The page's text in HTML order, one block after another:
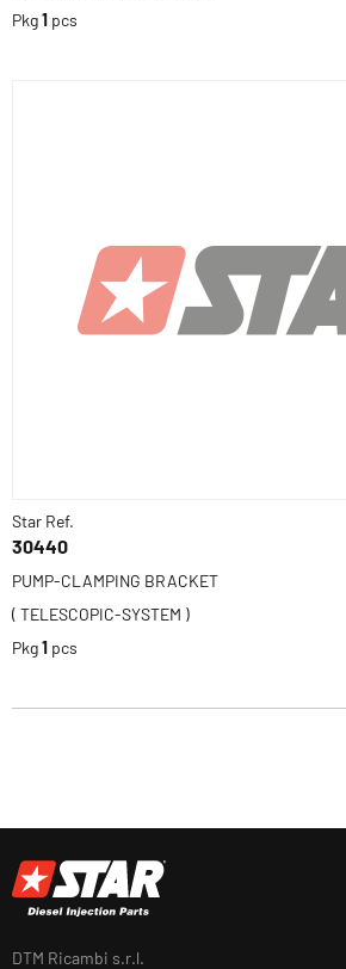
Pkg1 pcs
Star Ref.
30440
PUMP-CLAMPING BRACKET
( TELESCOPIC-SYSTEM )
Pkg1 pcs
DTM Ricambi s.r.l.